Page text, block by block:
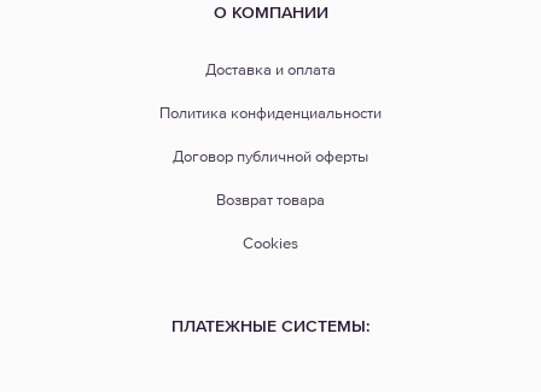
О КОМПАНИИ
Доставка и оплата
Политика конфиденциальности
Договор публичной оферты
Возврат товара
Cookies
ПЛАТЕЖНЫЕ СИСТЕМЫ: